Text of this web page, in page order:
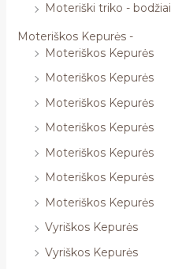
Moteriški triko - bodžiai
Moteriškos Kepurės -
Moteriškos Kepurės
Moteriškos Kepurės
Moteriškos Kepurės
Moteriškos Kepurės
Moteriškos Kepurės
Moteriškos Kepurės
Moteriškos Kepurės
Vyriškos Kepurės
Vyriškos Kepurės